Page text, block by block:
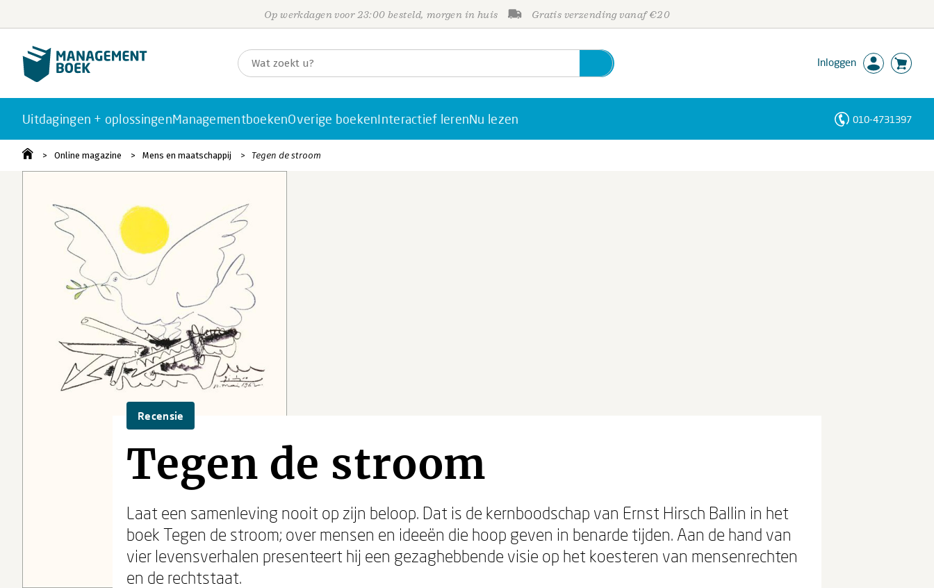
Op werkdagen voor 23:00 besteld, morgen in huis Gratis verzending vanaf €20
Inloggen
Uitdagingen + oplossingenManagementboekenOverige boekenInteractief lerenNu lezen 010-4731397
Online magazine Mens en maatschappij Tegen de stroom
Recensie
Tegen de stroom
Laat een samenleving nooit op zijn beloop. Dat is de kernboodschap van Ernst Hirsch Ballin in het
boek Tegen de stroom; over mensen en ideeën die hoop geven in benarde tijden. Aan de hand van
vier levensverhalen presenteert hij een gezaghebbende visie op het koesteren van mensenrechten
en de rechtstaat.
Personen